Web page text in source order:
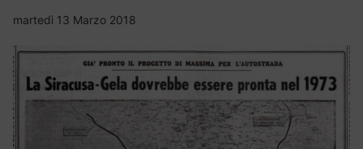
martedì 13 Marzo 2018